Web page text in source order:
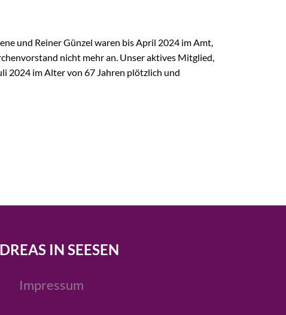
und Reiner Günzel waren bis April 2024 im Amt,
nicht mehr an. Unser aktives Mitglied,
2024 im Alter von 67 Jahren plötzlich und
IN SEESEN
Impressum